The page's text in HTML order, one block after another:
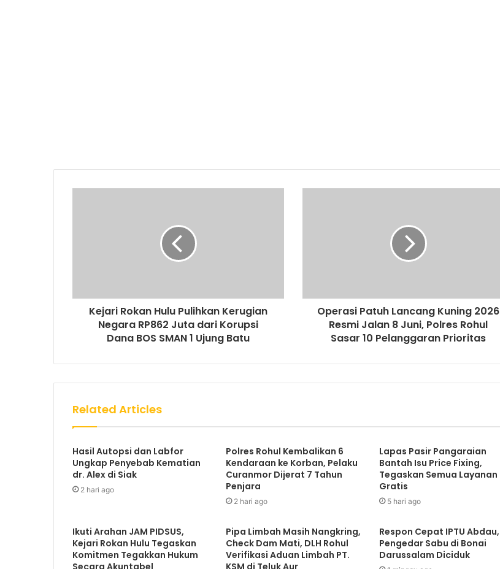
Kejari Rokan Hulu Pulihkan Kerugian
Negara RP862 Juta dari Korupsi
Dana BOS SMAN 1 Ujung Batu
Operasi Patuh Lancang Kuning 2026
Resmi Jalan 8 Juni, Polres Rohul
Sasar 10 Pelanggaran Prioritas
Related Articles
Hasil Autopsi dan Labfor
Ungkap Penyebab Kematian
dr. Alex di Siak
2 hari ago
Polres Rohul Kembalikan 6
Kendaraan ke Korban, Pelaku
Curanmor Dijerat 7 Tahun
Penjara
2 hari ago
Lapas Pasir Pangaraian
Bantah Isu Price Fixing,
Tegaskan Semua Layanan
Gratis
5 hari ago
Ikuti Arahan JAM PIDSUS,
Kejari Rokan Hulu Tegaskan
Komitmen Tegakkan Hukum
Secara Akuntabel
Pipa Limbah Masih Nangkring,
Check Dam Mati, DLH Rohul
Verifikasi Aduan Limbah PT.
KSM di Teluk Aur
Respon Cepat IPTU Abdau,
Pengedar Sabu di Bonai
Darussalam Diciduk